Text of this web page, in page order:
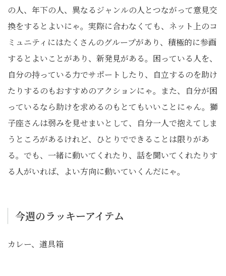
の人、年下の人、異なるジャンルの人とつながって意見交
換をするとよいにゃ。実際に合わなくても、ネット上のコ
ミュニティにはたくさんのグループがあり、積極的に参画
するとよいことがあり、新発見がある。困っている人を、
自分の持っている力でサポートしたり、自立するのを助け
たりするのもおすすめのアクションにゃ。また、自分が困
っているなら助けを求めるのもとてもいいことにゃん。獅
子座さんは弱みを見せまいとして、自分一人で抱えてしま
うところがあるけれど、ひとりでできることは限りがあ
る。でも、一緒に動いてくれたり、話を聞いてくれたりす
る人がいれば、よい方向に動いていくんだにゃ。
今週のラッキーアイテム
カレー、道具箱